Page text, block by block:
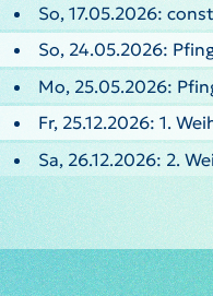
So, 17.05.2026:
So, 24.05.2026:
Mo, 25.05.2026:
Fr, 25.12.2026: 1.
Sa, 26.12.2026: 2.